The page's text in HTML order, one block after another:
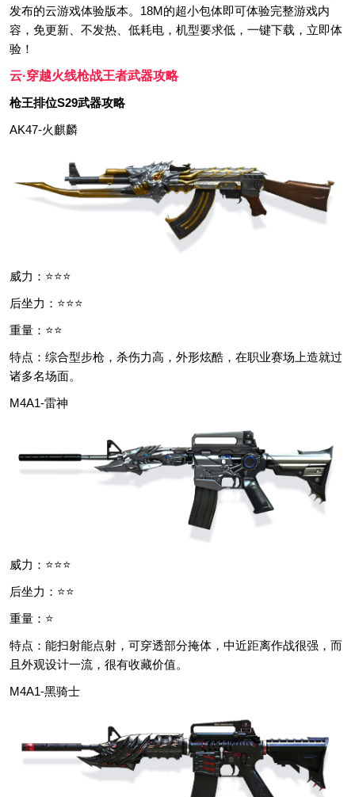
发布的云游戏体验版本。18M的超小包体即可体验完整游戏内
容，免更新、不发热、低耗电，机型要求低，一键下载，立即体
验！
云·穿越火线枪战王者武器攻略
枪王排位S29武器攻略
AK47-火麒麟
威力：⭐⭐⭐
后坐力：⭐⭐⭐
重量：⭐⭐
特点：综合型步枪，杀伤力高，外形炫酷，在职业赛场上造就过
诸多名场面。
M4A1-雷神
威力：⭐⭐⭐
后坐力：⭐⭐
重量：⭐
特点：能扫射能点射，可穿透部分掩体，中近距离作战很强，而
且外观设计一流，很有收藏价值。
M4A1-黑骑士